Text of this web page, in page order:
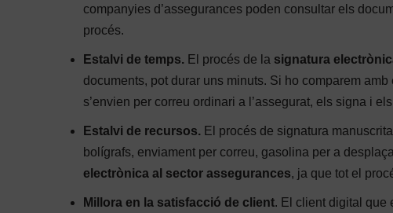
companyies d’assegurances poden consultar els
procés.
Estalvi de temps. El procés de la signatura
documents, pot durar uns minuts. Si ho comparem
s’envien per correu ordinari a l’assegurat, els signa i
Estalvi de recursos. El procés de signatura
bolígrafs, enviament per correu, gasolina per a
electrònica al sector assegurances, ja que tot el
Millora en la satisfacció de client. El client digital que